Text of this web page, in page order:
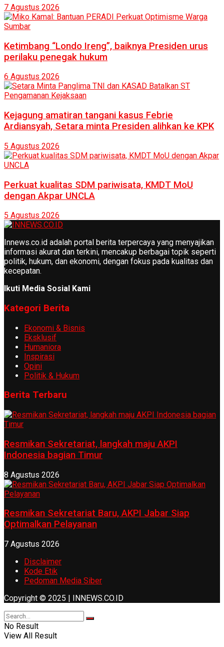
7 Agustus 2026
Ketimbang “Londo Ireng”, baiknya Presiden urus
perilaku penegak hukum
6 Agustus 2026
Kejagung amatiran tangani kasus Febrie
Ardiansyah, Setara minta Presiden alihkan ke KPK
5 Agustus 2026
Perkuat kualitas SDM pariwisata, KMDT MoU
dengan Akpar UNCLA
5 Agustus 2026
Innews.co.id adalah portal berita terpercaya yang menyajikan
informasi akurat dan terkini, mencakup berbagai topik seperti
politik, hukum, dan ekonomi, dengan fokus pada kualitas dan
kecepatan.
Ikuti Media Sosial Kami
Kategori Berita
Ekonomi & Bisnis
Eksklusif
Humaniora
Inspirasi
Opini
Politik & Hukum
Berita Terbaru
Resmikan Sekretariat, langkah maju AKPI
Indonesia bagian Timur
8 Agustus 2026
Resmikan Sekretariat Baru, AKPI Jabar Siap
Optimalkan Pelayanan
7 Agustus 2026
Disclaimer
Kode Etik
Pedoman Media Siber
Copyright © 2025 | INNEWS.CO.ID
No Result
View All Result